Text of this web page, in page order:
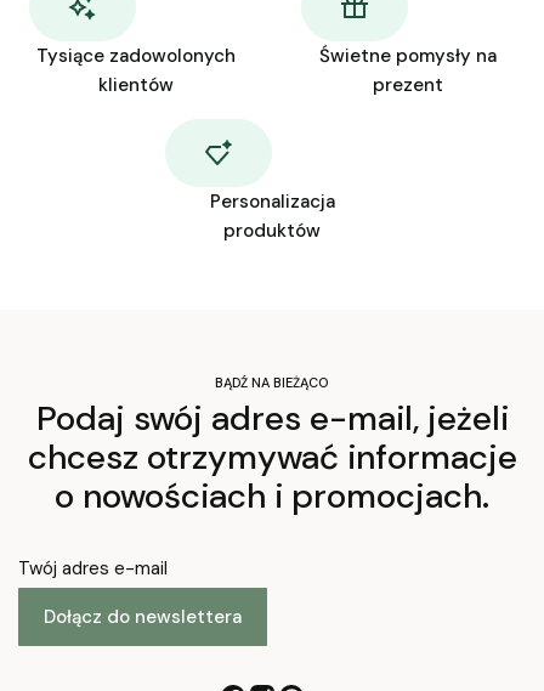
Tysiące zadowolonych
klientów
Świetne pomysły na
prezent
Personalizacja
produktów
BĄDŹ NA BIEŻĄCO
Podaj swój adres e-mail, jeżeli
chcesz otrzymywać informacje
o nowościach i promocjach.
Twój adres e-mail
Dołącz do newslettera